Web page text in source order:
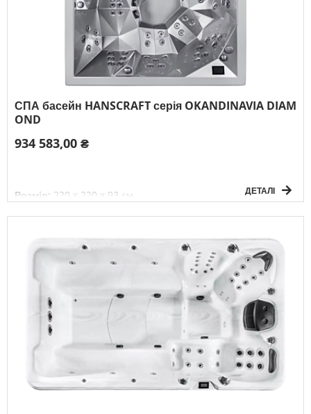
СПА басейн HANSCRAFT серія OKANDINAVIA DIAM
OND
934 583,00 ₴
Розмір: 220 x 220 x 93 см
Вага басейну без води:370 кг
ДЕТАЛІ